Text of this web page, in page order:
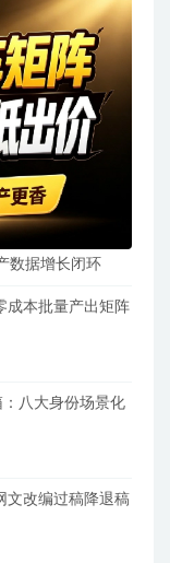
数据增长闭环
成本批量产出矩阵
八大身份场景化
文改编过稿降退稿